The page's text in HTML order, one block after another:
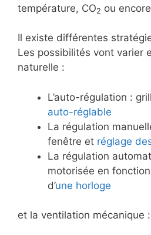
température, CO2 ou
Il existe différentes
Les possibilités vont varier
naturelle :
L’auto-régulation :
auto-réglable
La régulation
fenêtre et réglage
La régulation
motorisée en
d’une horloge
et la ventilation mécanique :